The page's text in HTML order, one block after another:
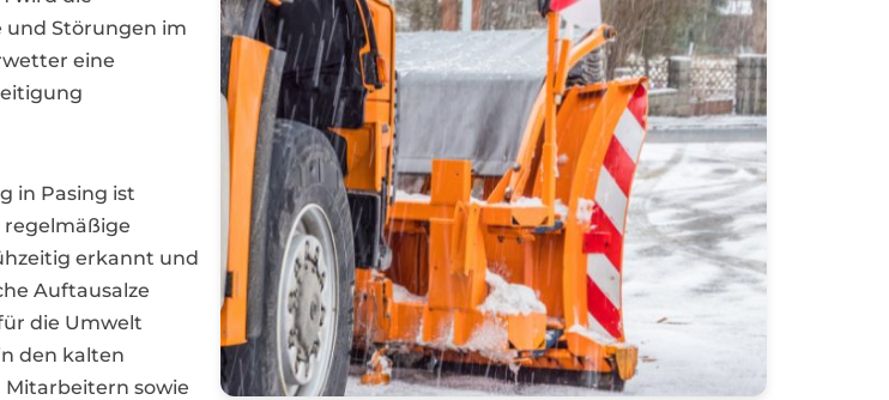
und Störungen im
eine
in Pasing ist
erkannt und
Auftausalze
die Umwelt
den kalten
sowie